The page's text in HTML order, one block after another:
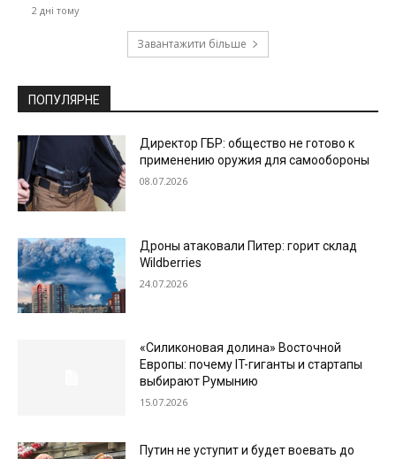
2 дні тому
Завантажити більше
ПОПУЛЯРНЕ
Директор ГБР: общество не готово к
применению оружия для самообороны
08.07.2026
Дроны атаковали Питер: горит склад
Wildberries
24.07.2026
«Силиконовая долина» Восточной
Европы: почему IT-гиганты и стартапы
выбирают Румынию
15.07.2026
Путин не уступит и будет воевать до